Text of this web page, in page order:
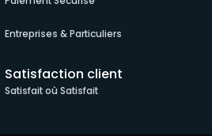
Entreprises & Particuliers
Satisfaction client
Satisfait où Satisfait